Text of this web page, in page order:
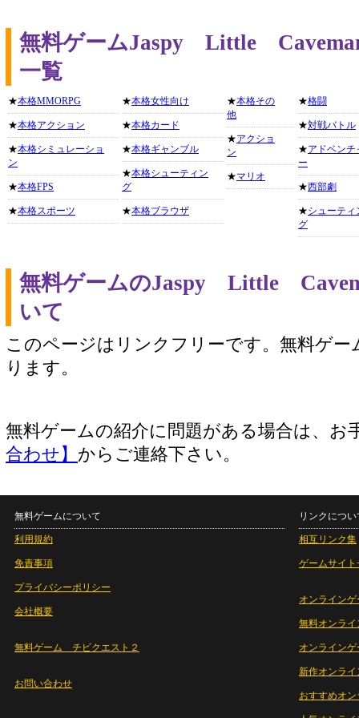
無料ゲームJaspy Little
一覧
★本格MMORPG
★本格アクション
★本格シミュレーショ
ン
★本格FPS
★本格スポーツ
★本格女性向け
★本格カード
★本格ギャンブル
★本格シューティン
グ
★本格ブラウザ
★本格その
他
★アクショ
ン
★マリオ
★格闘
★対戦バトル
★アドベンチ
ー
★西部劇
★シューティ
グ
無料ゲームのJaspy Little
いて
このページはリンクフリーです。無料ゲー
ります。
無料ゲームの紹介に問題がある場合は、お
合わせ】 からご連絡下さい。
無料ゲームについて
利用規約
免責事項
プライバシーポリシー
会社概要
無料ゲーム チビクエスト２
お問い合わせ
リンクについ
相互リンク集
ゲームサイト
オンラインゲ
無料オンライ
オンライン
新作オンライ
おすすめオ